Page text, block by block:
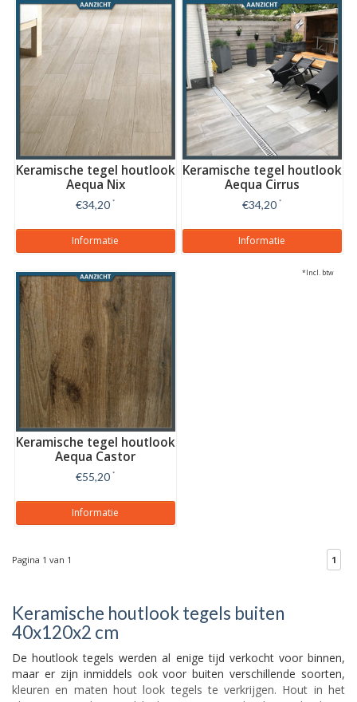
Keramische tegel houtlook
Aequa Nix
€34,20 *
Informatie
Keramische tegel houtlook
Aequa Cirrus
€34,20 *
Informatie
Keramische tegel houtlook
Aequa Castor
€55,20 *
Informatie
*Incl. btw
Pagina 1 van 1 1
Keramische houtlook tegels buiten
40x120x2 cm
De houtlook tegels werden al enige tijd verkocht voor binnen,
maar er zijn inmiddels ook voor buiten verschillende soorten,
kleuren en maten hout look tegels te verkrijgen. Hout in het